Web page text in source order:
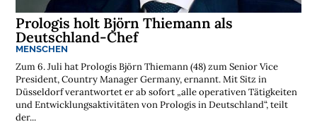
Prologis holt Björn Thiemann als
Deutschland-Chef
MENSCHEN
Zum 6. Juli hat Prologis Björn Thiemann (48) zum Senior Vice
President, Country Manager Germany, ernannt. Mit Sitz in
Düsseldorf verantwortet er ab sofort „alle operativen Tätigkeiten
und Entwicklungsaktivitäten von Prologis in Deutschland“, teilt
der...